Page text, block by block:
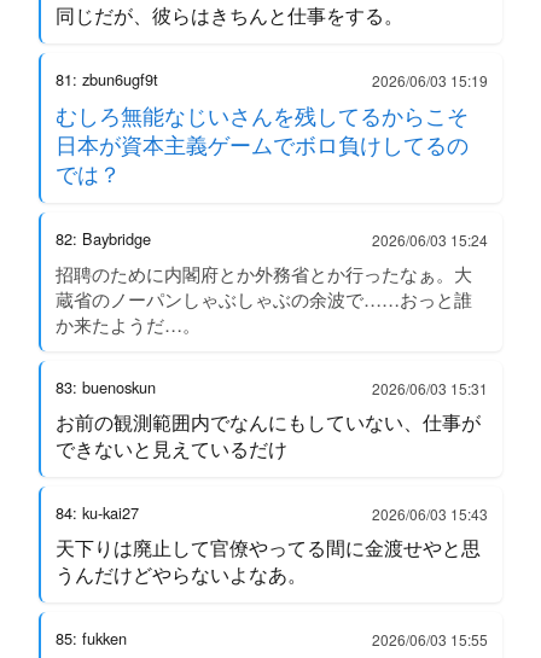
同じだが、彼らはきちんと仕事をする。
81: zbun6ugf9t 2026/06/03 15:19
むしろ無能なじいさんを残してるからこそ
日本が資本主義ゲームでボロ負けしてるの
では？
82: Baybridge 2026/06/03 15:24
招聘のために内閣府とか外務省とか行ったなぁ。大
蔵省のノーパンしゃぶしゃぶの余波で……おっと誰
か来たようだ…。
83: buenoskun 2026/06/03 15:31
お前の観測範囲内でなんにもしていない、仕事が
できないと見えているだけ
84: ku-kai27 2026/06/03 15:43
天下りは廃止して官僚やってる間に金渡せやと思
うんだけどやらないよなあ。
85: fukken 2026/06/03 15:55